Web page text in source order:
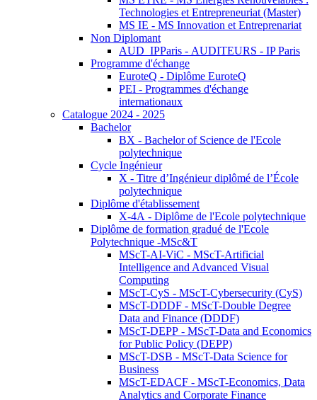
Technologies et Entrepreneuriat (Master)
MS IE - MS Innovation et Entreprenariat
Non Diplomant
AUD_IPParis - AUDITEURS - IP Paris
Programme d'échange
EuroteQ - Diplôme EuroteQ
PEI - Programmes d'échange
internationaux
Catalogue 2024 - 2025
Bachelor
BX - Bachelor of Science de l'Ecole
polytechnique
Cycle Ingénieur
X - Titre d’Ingénieur diplômé de l’École
polytechnique
Diplôme d'établissement
X-4A - Diplôme de l'Ecole polytechnique
Diplôme de formation gradué de l'Ecole
Polytechnique -MSc&T
MScT-AI-ViC - MScT-Artificial
Intelligence and Advanced Visual
Computing
MScT-CyS - MScT-Cybersecurity (CyS)
MScT-DDDF - MScT-Double Degree
Data and Finance (DDDF)
MScT-DEPP - MScT-Data and Economics
for Public Policy (DEPP)
MScT-DSB - MScT-Data Science for
Business
MScT-EDACF - MScT-Economics, Data
Analytics and Corporate Finance